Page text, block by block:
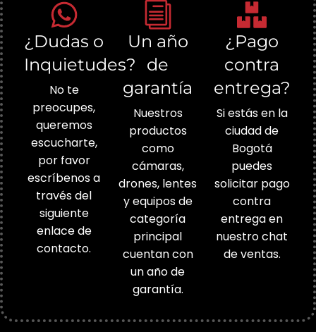
¿Dudas o
Inquietudes?
No te
preocupes,
queremos
escucharte,
por favor
escríbenos a
través del
siguiente
enlace de
contacto.
Un año
de
garantía
Nuestros
productos
como
cámaras,
drones, lentes
y equipos de
categoría
principal
cuentan con
un año de
garantía.
¿Pago
contra
entrega?
Si estás en la
ciudad de
Bogotá
puedes
solicitar pago
contra
entrega en
nuestro chat
de ventas.